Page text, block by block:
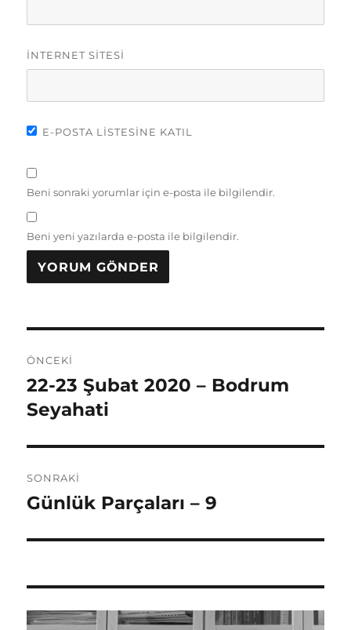
İNTERNET SITESI
E-POSTA LISTESINE KATIL
Beni sonraki yorumlar için e-posta ile bilgilendir.
Beni yeni yazılarda e-posta ile bilgilendir.
gezinmesi
ÖNCEKI
Önceki
yazı:
22-23 Şubat 2020 – Bodrum
Seyahati
SONRAKI
Sonraki
Günlük Parçaları – 9